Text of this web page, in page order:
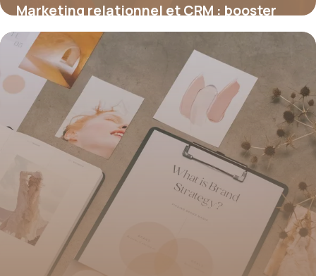
Marketing relationnel et CRM : booster
durablement l’engagement client
19 juin 2026